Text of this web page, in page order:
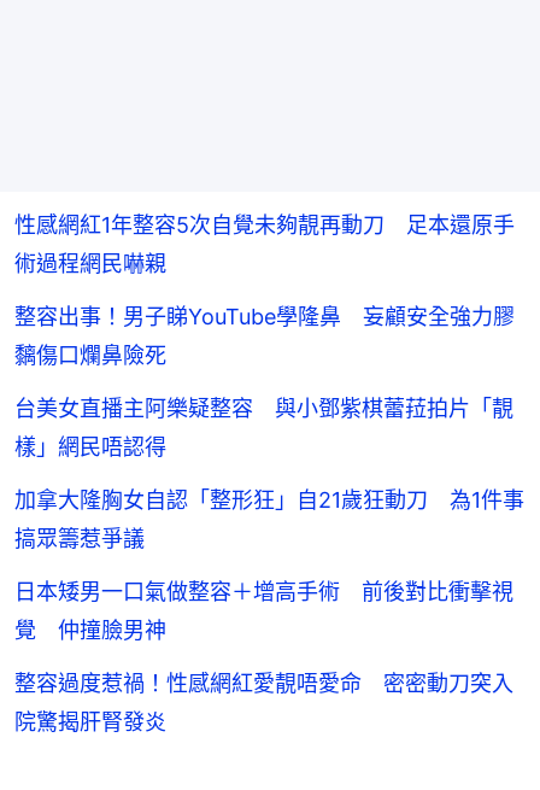
性感網紅1年整容5次自覺未夠靚再動刀 足本還原手
術過程網民嚇親
整容出事！男子睇YouTube學隆鼻 妄顧安全強力膠
黐傷口爛鼻險死
台美女直播主阿樂疑整容 與小鄧紫棋蕾菈拍片「靚
樣」網民唔認得
加拿大隆胸女自認「整形狂」自21歲狂動刀 為1件事
搞眾籌惹爭議
日本矮男一口氣做整容＋增高手術 前後對比衝擊視
覺 仲撞臉男神
整容過度惹禍！性感網紅愛靚唔愛命 密密動刀突入
院驚揭肝腎發炎